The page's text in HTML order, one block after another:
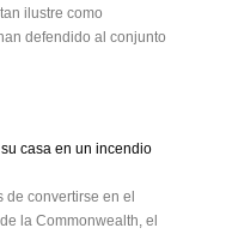
ilustre como
defendido al conjunto
casa en un incendio
de convertirse en el
la Commonwealth, el